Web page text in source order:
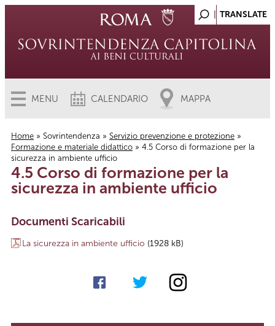
MENU CALENDARIO MAPPA
Tu sei qui
Home » Sovrintendenza » Servizio prevenzione e protezione »
Formazione e materiale didattico » 4.5 Corso di formazione per la
sicurezza in ambiente ufficio
4.5 Corso di formazione per la
sicurezza in ambiente ufficio
Documenti Scaricabili
La sicurezza in ambiente ufficio (1928 kB)